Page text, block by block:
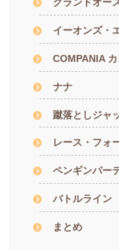
グランドオー
イーオンズ・
COMPANIA
ナナ
蹴落としジャ
レース・フォ
ペンギンパー
バトルライン
まとめ